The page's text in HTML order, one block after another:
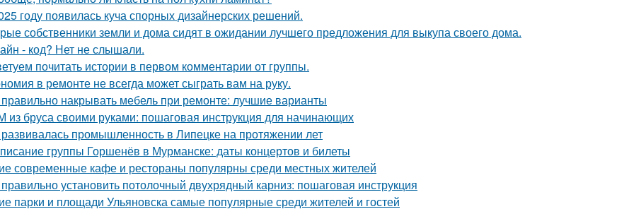
году появилась куча спорных дизайнерских решений.
собственники земли и дома сидят в ожидании лучшего предложения для выкупа своего дома.
- код? Нет не слышали.
почитать истории в первом комментарии от группы.
в ремонте не всегда может сыграть вам на руку.
правильно накрывать мебель при ремонте: лучшие варианты
из бруса своими руками: пошаговая инструкция для начинающих
развивалась промышленность в Липецке на протяжении лет
группы Горшенёв в Мурманске: даты концертов и билеты
современные кафе и рестораны популярны среди местных жителей
установить потолочный двухрядный карниз: пошаговая инструкция
парки и площади Ульяновска самые популярные среди жителей и гостей